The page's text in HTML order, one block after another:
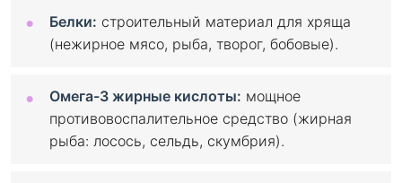
Белки: строительный материал для хряща
(нежирное мясо, рыба, творог, бобовые).
Омега-3 жирные кислоты: мощное
противовоспалительное средство (жирная
рыба: лосось, сельдь, скумбрия).